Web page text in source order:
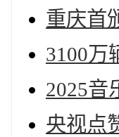
重庆首
3100万
2025音
央视点